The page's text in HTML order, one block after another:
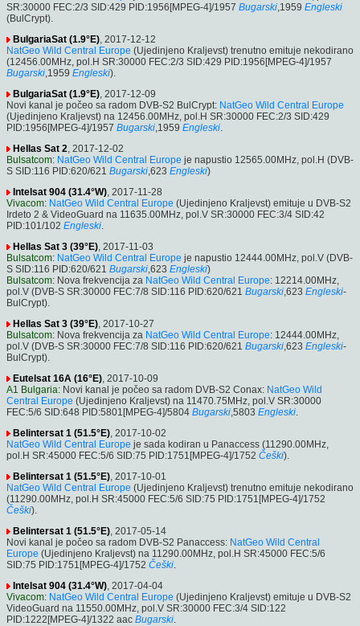
SR:30000 FEC:2/3 SID:429 PID:1956[MPEG-4]/1957 Bugarski,1959 Engleski
(BulCrypt).
BulgariaSat (1.9°E), 2017-12-12
NatGeo Wild Central Europe (Ujedinjeno Kraljevst) trenutno emituje nekodirano
(12456.00MHz, pol.H SR:30000 FEC:2/3 SID:429 PID:1956[MPEG-4]/1957
Bugarski,1959 Engleski).
BulgariaSat (1.9°E), 2017-12-09
Novi kanal je počeo sa radom DVB-S2 BulCrypt: NatGeo Wild Central Europe
(Ujedinjeno Kraljevst) na 12456.00MHz, pol.H SR:30000 FEC:2/3 SID:429
PID:1956[MPEG-4]/1957 Bugarski,1959 Engleski.
Hellas Sat 2, 2017-12-02
Bulsatcom: NatGeo Wild Central Europe je napustio 12565.00MHz, pol.H (DVB-
S SID:116 PID:620/621 Bugarski,623 Engleski)
Intelsat 904 (31.4°W), 2017-11-28
Vivacom: NatGeo Wild Central Europe (Ujedinjeno Kraljevst) emituje u DVB-S2
Irdeto 2 & VideoGuard na 11635.00MHz, pol.V SR:30000 FEC:3/4 SID:42
PID:101/102 Engleski.
Hellas Sat 3 (39°E), 2017-11-03
Bulsatcom: NatGeo Wild Central Europe je napustio 12444.00MHz, pol.V (DVB-
S SID:116 PID:620/621 Bugarski,623 Engleski)
Bulsatcom: Nova frekvencija za NatGeo Wild Central Europe: 12214.00MHz,
pol.V (DVB-S SR:30000 FEC:7/8 SID:116 PID:620/621 Bugarski,623 Engleski-
BulCrypt).
Hellas Sat 3 (39°E), 2017-10-27
Bulsatcom: Nova frekvencija za NatGeo Wild Central Europe: 12444.00MHz,
pol.V (DVB-S SR:30000 FEC:7/8 SID:116 PID:620/621 Bugarski,623 Engleski-
BulCrypt).
Eutelsat 16A (16°E), 2017-10-09
A1 Bulgaria: Novi kanal je počeo sa radom DVB-S2 Conax: NatGeo Wild
Central Europe (Ujedinjeno Kraljevst) na 11470.75MHz, pol.V SR:30000
FEC:5/6 SID:648 PID:5801[MPEG-4]/5804 Bugarski,5803 Engleski.
Belintersat 1 (51.5°E), 2017-10-02
NatGeo Wild Central Europe je sada kodiran u Panaccess (11290.00MHz,
pol.H SR:45000 FEC:5/6 SID:75 PID:1751[MPEG-4]/1752 Češki).
Belintersat 1 (51.5°E), 2017-10-01
NatGeo Wild Central Europe (Ujedinjeno Kraljevst) trenutno emituje nekodirano
(11290.00MHz, pol.H SR:45000 FEC:5/6 SID:75 PID:1751[MPEG-4]/1752
Češki).
Belintersat 1 (51.5°E), 2017-05-14
Novi kanal je počeo sa radom DVB-S2 Panaccess: NatGeo Wild Central
Europe (Ujedinjeno Kraljevst) na 11290.00MHz, pol.H SR:45000 FEC:5/6
SID:75 PID:1751[MPEG-4]/1752 Češki.
Intelsat 904 (31.4°W), 2017-04-04
Vivacom: NatGeo Wild Central Europe (Ujedinjeno Kraljevst) emituje u DVB-S2
VideoGuard na 11550.00MHz, pol.V SR:30000 FEC:3/4 SID:122
PID:1222[MPEG-4]/1322 aac Bugarski.